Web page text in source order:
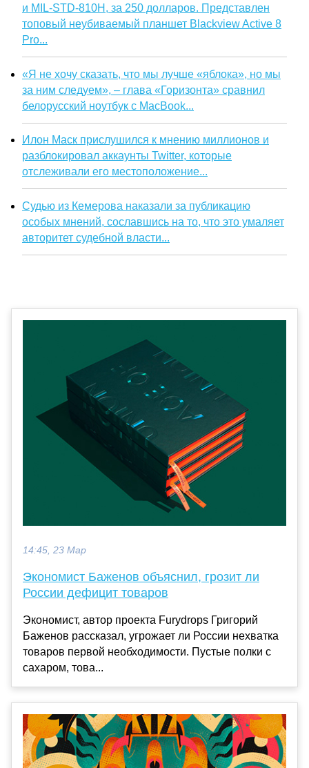
и MIL-STD-810H, за 250 долларов. Представлен
топовый неубиваемый планшет Blackview Active 8
Pro...
«Я не хочу сказать, что мы лучше «яблока», но мы
за ним следуем», – глава «Горизонта» сравнил
белорусский ноутбук с MacBook...
Илон Маск прислушился к мнению миллионов и
разблокировал аккаунты Twitter, которые
отслеживали его местоположение...
Судью из Кемерова наказали за публикацию
особых мнений, сославшись на то, что это умаляет
авторитет судебной власти...
14:45, 23 Мар
Экономист Баженов объяснил, грозит ли
России дефицит товаров
Экономист, автор проекта Furydrops Григорий
Баженов рассказал, угрожает ли России нехватка
товаров первой необходимости. Пустые полки с
сахаром, това...